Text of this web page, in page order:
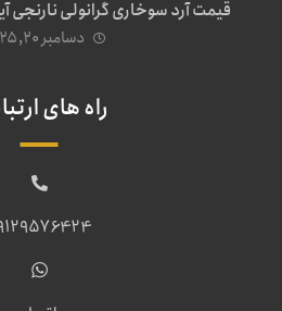
قیمت آرد سوخاری گرانولی نارنجی آینز ۲ کیلویی در آذر
دسامبر ۲۰, ۲۰۲۵
راه های